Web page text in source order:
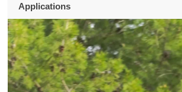
Applications